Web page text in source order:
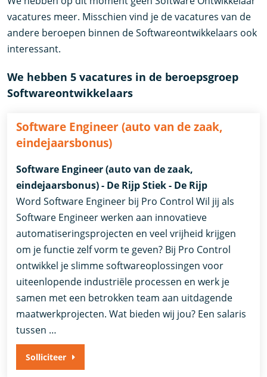
vacatures meer. Misschien vind je de vacatures van de
andere beroepen binnen de Softwareontwikkelaars ook
interessant.
We hebben 5 vacatures in de beroepsgroep
Softwareontwikkelaars
Software Engineer (auto van de zaak,
eindejaarsbonus)
Software Engineer (auto van de zaak,
eindejaarsbonus) - De Rijp Stiek - De Rijp
Word Software Engineer bij Pro Control Wil jij als
Software Engineer werken aan innovatieve
automatiseringsprojecten en veel vrijheid krijgen
om je functie zelf vorm te geven? Bij Pro Control
ontwikkel je slimme softwareoplossingen voor
uiteenlopende industriële processen en werk je
samen met een betrokken team aan uitdagende
maatwerkprojecten. Wat bieden wij jou? Een salaris
tussen …
Solliciteer